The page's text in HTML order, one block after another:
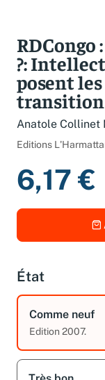
RDCongo
?:
posent
transition
6,17 €
État
Comme neuf